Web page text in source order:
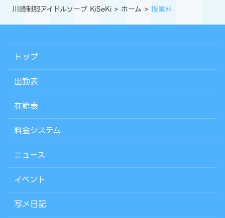
川崎制服アイドルソープ KiSeKi ホーム 授業料
トップ
出勤表
在籍表
料金システム
ニュース
イベント
写メ日記